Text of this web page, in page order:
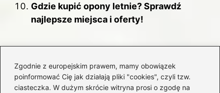
Zgodnie z europejskim prawem, mamy obowiązek
poinformować Cię jak działają pliki "cookies", czyli tzw.
ciasteczka. W dużym skrócie witryna prosi o zgodę na
Gdzie kupić opony letnie? Sprawdź
najlepsze miejsca i oferty!